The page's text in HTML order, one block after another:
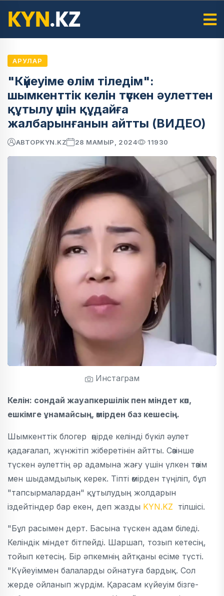
АРУЛАР
"Күйеуіме өлім тіледім":
шымкенттік келін түскен әулеттен
құтылу үшін құдайға
жалбарынғанын айтты (ВИДЕО)
АВТОРKYN.KZ 28 МАМЫР, 2024 11930
Инстаграм
Келін: сондай жауапкершілік пен міндет көп,
ешкімге ұнамайсың, өмірден баз кешесің.
Шымкенттік блогер өңірде келінді бүкіл әулет
қадағалап, жүнжітіп жіберетінін айтты. Сөзінше
түскен әулеттің әр адамына жағу үшін үлкен төзім
мен шыдамдылық керек. Тіпті өмірден түңіліп, бұл
"тапсырмалардан" құтылудың жолдарын
іздейтіндер бар екен, деп жазды KYN.KZ тілшісі.
"Бұл расымен дерт. Басына түскен адам біледі.
Келіндік міндет бітпейді. Шаршап, тозып кетесің,
тойып кетесің. Бір әпкемнің айтқаны есіме түсті.
"Күйеуіммен балаларды ойнатуға бардық. Сол
жерде ойланып жүрдім. Қарасам күйеуім бізге-